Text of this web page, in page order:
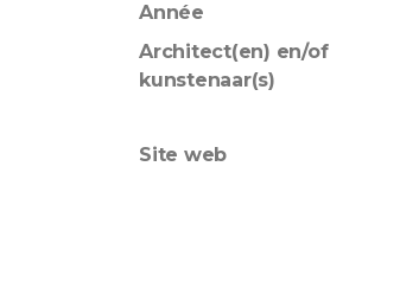
Année
Architect(en) en/of
kunstenaar(s)
Site web